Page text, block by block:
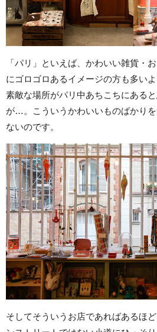
「パリ」といえば、かわいい雑貨・
にゴロゴロあるイメージの方も多い
素敵な場所がパリ中あちこちにある
が…。こういうかわいいものばかり
ないのです。
そしてそういうお店であればあるほ